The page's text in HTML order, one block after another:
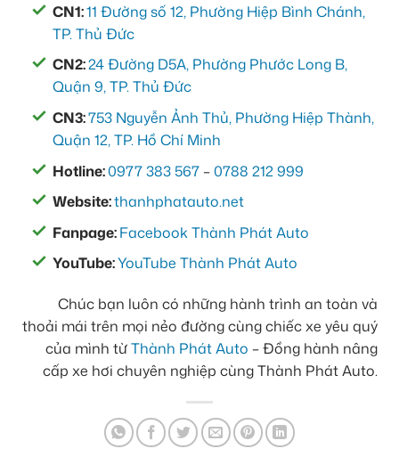
CN1:11 Đường số 12, Phường Hiệp Bình Chánh,
TP. Thủ Đức
CN2:24 Đường D5A, Phường Phước Long B,
Quận 9, TP. Thủ Đức
CN3:753 Nguyễn Ảnh Thủ, Phường Hiệp Thành,
Quận 12, TP. Hồ Chí Minh
Hotline:0977 383 567 –0788 212 999
Website:thanhphatauto.net
Fanpage:Facebook Thành Phát Auto
YouTube:YouTube Thành Phát Auto
Chúc bạn luôn có những hành trình an toàn và
thoải mái trên mọi nẻo đường cùng chiếc xe yêu quý
của mình từThành Phát Auto – Đồng hành nâng
cấp xe hơi chuyên nghiệp cùng Thành Phát Auto.